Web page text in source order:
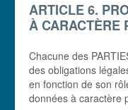
ARTICLE 6.
À CARACTÈRE
Chacune des
des obligations
en fonction de son
données à caractère